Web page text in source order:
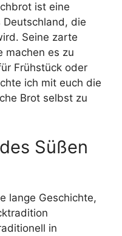
ist eine
die
Seine zarte
machen es zu
Frühstück oder
ich mit euch die
Brot selbst zu
Süßen
lange Geschichte,
in